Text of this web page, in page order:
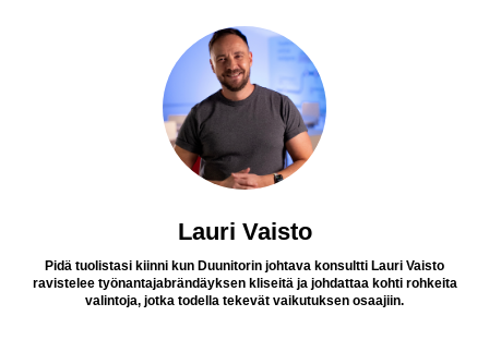
Lauri Vaisto
Pidä tuolistasi kiinni kun Duunitorin johtava konsultti Lauri Vaisto
ravistelee työnantajabrändäyksen kliseitä ja johdattaa kohti rohkeita
valintoja, jotka todella tekevät vaikutuksen osaajiin.